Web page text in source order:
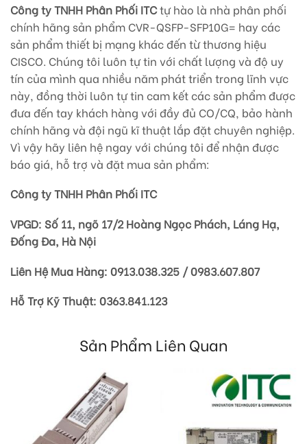
Công ty TNHH Phân Phối ITCtự hào là nhà phân phối
chính hãng sản phẩm CVR-QSFP-SFP10G= hay các
sản phẩm thiết bị mạng khác đến từ thương hiệu
CISCO. Chúng tôi luôn tự tin với chất lượng và độ uy
tín của mình qua nhiều năm phát triển trong lĩnh vực
này, đồng thời luôn tự tin cam kết các sản phẩm được
đưa đến tay khách hàng với đầy đủ CO/CQ, bảo hành
chính hãng và đội ngũ kĩ thuật lắp đặt chuyên nghiệp.
Vì vậy hãy liên hệ ngay với chúng tôi để nhận được
báo giá, hỗ trợ và đặt mua sản phẩm:
Công ty TNHH Phân Phối ITC
VPGD: Số 11, ngõ 17/2 Hoàng Ngọc Phách, Láng Hạ,
Đống Đa, Hà Nội
Liên Hệ Mua Hàng: 0913.038.325 / 0983.607.807
Hỗ Trợ Kỹ Thuật: 0363.841.123
Sản Phẩm Liên Quan